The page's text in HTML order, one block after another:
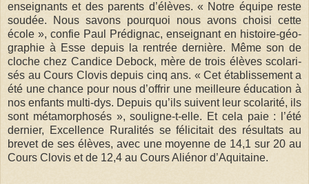
ensei­gnants et des parents d’élèves. « Notre équipe reste
sou­dée. Nous savons pour­quoi nous avons choisi cette
école », confie Paul Pré­di­gnac, ensei­gnant en his­toi­re-­géo­
gra­phie à Esse depuis la ren­trée der­nière. Même son de
cloche chez Can­dice Debock, mère de trois élèves sco­la­ri­
sés au Cours Clo­vis depuis cinq ans. « Cet éta­blis­se­ment a
été une chance pour nous d’offrir une meilleure édu­ca­tion à
nos enfants multi-dys. Depuis qu’ils suivent leur sco­la­rité, ils
sont méta­mor­pho­sés », sou­ligne-t-elle. Et cela paie : l’été
der­nier, Excel­lence Rura­li­tés se féli­ci­tait des résul­tats au
bre­vet de ses élèves, avec une moyenne de 14,1 sur 20 au
Cours Clo­vis et de 12,4 au Cours Alié­nor d’Aqui­taine.